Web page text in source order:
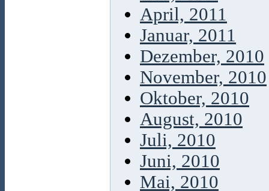
April, 2011
Januar, 2011
Dezember, 2010
November, 2010
Oktober, 2010
August, 2010
Juli, 2010
Juni, 2010
Mai, 2010